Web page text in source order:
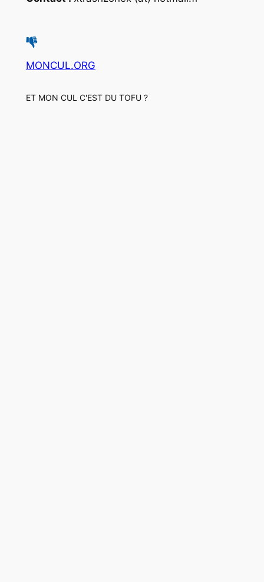
MONCUL.ORG
ET MON CUL C'EST DU TOFU ?